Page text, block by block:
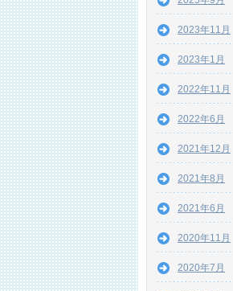
2023年11月
2023年1月
2022年11月
2022年6月
2021年12月
2021年8月
2021年6月
2020年11月
2020年7月